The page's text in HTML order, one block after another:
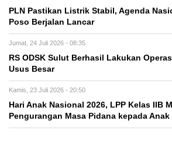
PLN Pastikan Listrik Stabil, Agenda
Poso Berjalan Lancar
Jumat, 24 Juli 2026 - 08:35
RS ODSK Sulut Berhasil Lakukan
Usus Besar
Kamis, 23 Juli 2026 - 20:50
Hari Anak Nasional 2026, LPP Kelas IIB
Pengurangan Masa Pidana kepada Anak